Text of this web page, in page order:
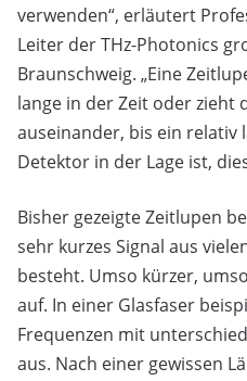
verwenden“, erläutert
Leiter der THz-Photonics
Braunschweig. „Eine
lange in der Zeit oder zieht
auseinander, bis ein
Detektor in der Lage ist,
Bisher gezeigte Zeitlupen
sehr kurzes Signal aus
besteht. Umso kürzer,
auf. In einer Glasfaser
Frequenzen mit
aus. Nach einer gewissen